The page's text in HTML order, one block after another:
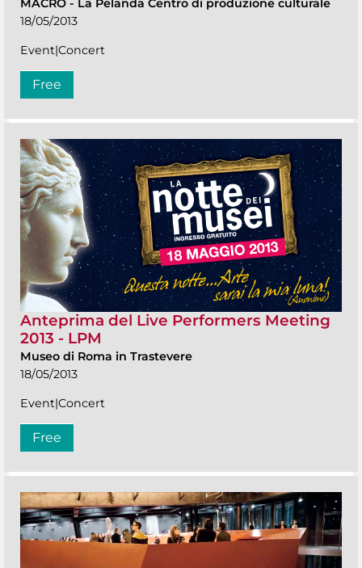
MACRO - La Pelanda Centro di produzione culturale
18/05/2013
Event|Concert
Free
Anteprima del Live Performers Meeting
2013 - LPM
Museo di Roma in Trastevere
18/05/2013
Event|Concert
Free